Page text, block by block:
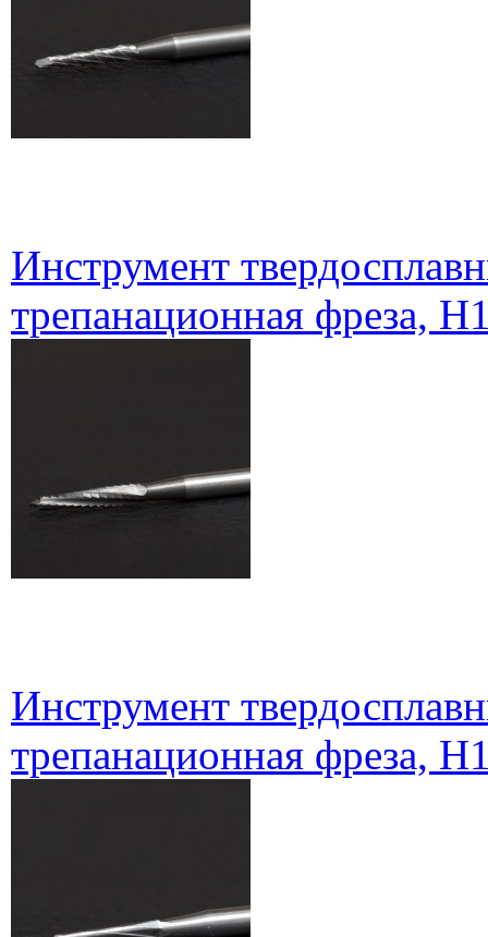
Инструмент
трепанационная фреза,
Инструмент
трепанационная фреза,